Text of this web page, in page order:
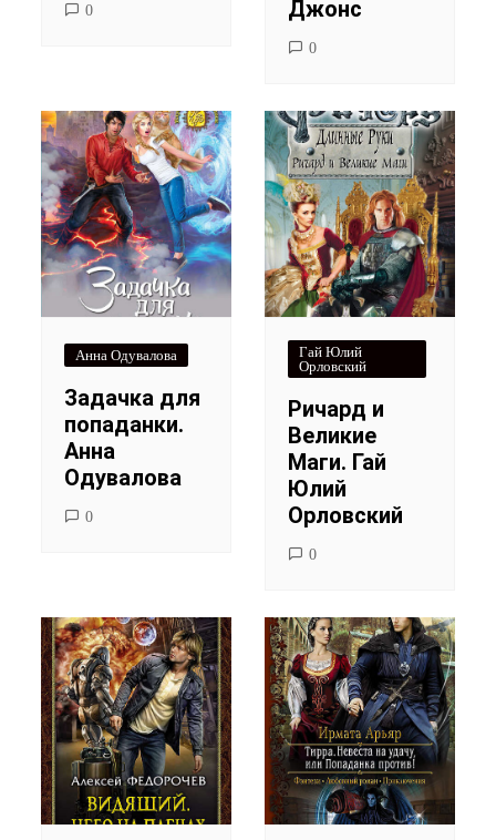
0 Джонс
0
Анна Одувалова
Задачка для
попаданки.
Анна
Одувалова
0
Гай Юлий
Орловский
Ричард и
Великие
Маги. Гай
Юлий
Орловский
0